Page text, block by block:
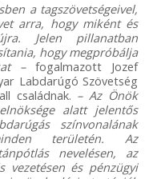
a tagszövetségeivel,
arra, hogy miként és
Jelen pillanatban
hogy megpróbálja
–fogalmazott Jozef
Labdarúgó Szövetség
családnak. – Az Önök
alatt jelentős
színvonalának
területén. Az
nevelésen, az
vezetésen és pénzügyi